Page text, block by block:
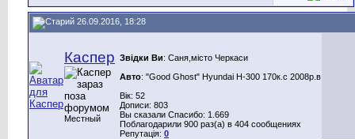
26.09.2016, 18:28
Каспер
Местный
Звідки Ви: Саня,місто Черкаси
Авто: "Good Ghost" Hyundai H-300 170к.с 2008р.в
Вік: 52
Дописи: 803
Вы сказали Спасибо: 1.669
Поблагодарили 900 раз(а) в 404 сообщениях
Репутація: 0